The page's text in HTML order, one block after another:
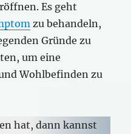
Es geht
zu behandeln,
Gründe zu
um eine
Wohlbefinden zu
hat, dann kannst